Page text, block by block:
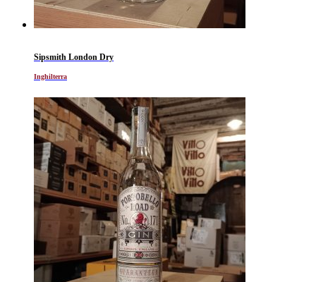
Sipsmith London Dry
Inghilterra